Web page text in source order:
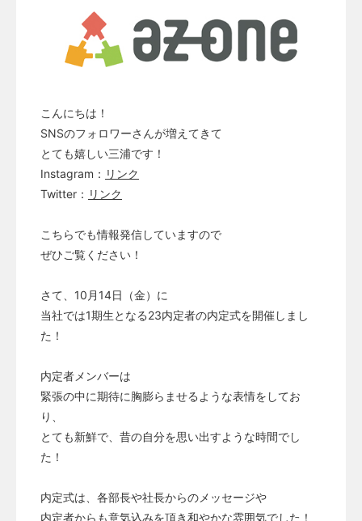
こんにちは！
SNSのフォロワーさんが増えてきて
とても嬉しい三浦です！
Instagram： リンク
Twitter： リンク
こちらでも情報発信していますので
ぜひご覧ください！
さて、10月14日（金）に
当社では1期生となる23内定者の内定式を開催しまし
た！
内定者メンバーは
緊張の中に期待に胸膨らませるような表情をしてお
り、
とても新鮮で、昔の自分を思い出すような時間でし
た！
内定式は、各部長や社長からのメッセージや
内定者からも意気込みを頂き和やかな雰囲気でした！